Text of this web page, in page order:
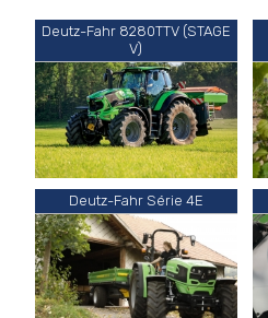
Deutz-Fahr 8280TTV (STAGE
V)
Deutz-Fahr Série 4E